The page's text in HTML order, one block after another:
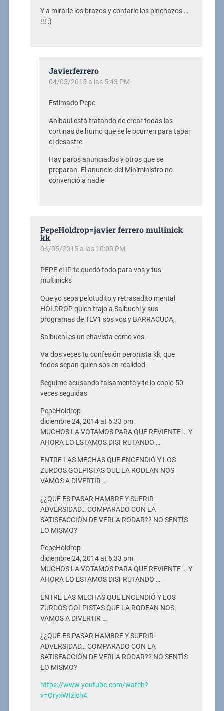
Y a mirarle los brazos y contarle los pinchazos …
!!! :)
Javierferrero
04/05/2015 a las 5:43 PM
Estimado Pepe
Anibaul está tratando de crear todas las
cortinas de humo que se le ocurren para tapar
el desastre
Hay paros anunciados y otros que se
preparan. El anuncio del Miniministro no
convenció a nadie
PepeHoldrop=javier ferrero multinick
kk
04/05/2015 a las 10:00 PM
PEPE el IP te quedó todo para vos y tus
multinicks
Que yo sepa pelotudito y retrasadito mental
HOLDROP quien trajo a Salbuchi y sus
programas de TLV1 sos vos y BARRACUDA,
Salbuchi es un chavista como vos.
Va dos veces tu confesión peronista kk, que
todos sepan quien sos en realidad
Seguime acusando falsamente y te lo copio 50
veces seguidas
PepeHoldrop
diciembre 24, 2014 at 6:33 pm
MUCHOS LA VOTAMOS PARA QUE REVIENTE … Y
AHORA LO ESTAMOS DISFRUTANDO …
ENTRE LAS MECHAS QUE ENCENDIÓ Y LOS
ZURDOS GOLPISTAS QUE LA RODEAN NOS
VAMOS A DIVERTIR …
¿¿QUÉ ES PASAR HAMBRE Y SUFRIR
ADVERSIDAD… COMPARADO CON LA
SATISFACCIÓN DE VERLA RODAR?? NO SENTÍS
LO MISMO?
PepeHoldrop
diciembre 24, 2014 at 6:33 pm
MUCHOS LA VOTAMOS PARA QUE REVIENTE … Y
AHORA LO ESTAMOS DISFRUTANDO …
ENTRE LAS MECHAS QUE ENCENDIÓ Y LOS
ZURDOS GOLPISTAS QUE LA RODEAN NOS
VAMOS A DIVERTIR …
¿¿QUÉ ES PASAR HAMBRE Y SUFRIR
ADVERSIDAD… COMPARADO CON LA
SATISFACCIÓN DE VERLA RODAR?? NO SENTÍS
LO MISMO?
https://www.youtube.com/watch?
v=OryxWtzlch4